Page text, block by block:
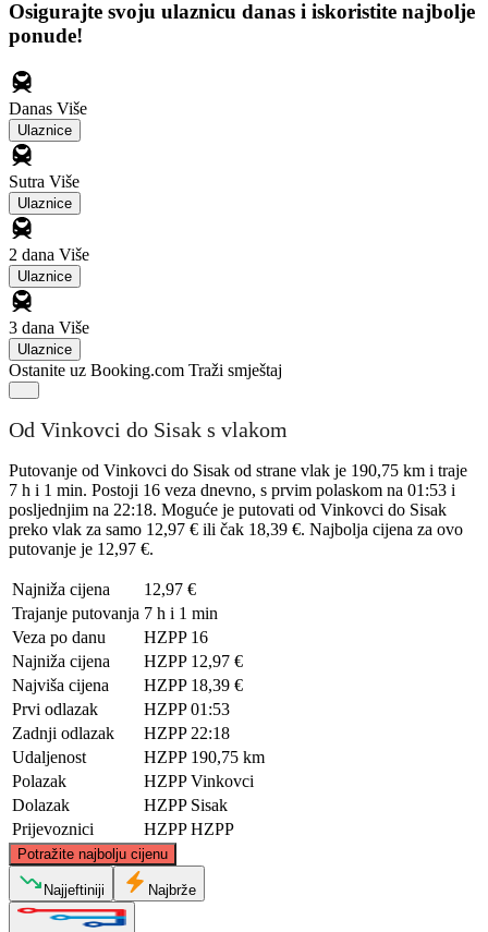
Osigurajte svoju ulaznicu danas i iskoristite najbolje
ponude!
Danas Više
Ulaznice
Sutra Više
Ulaznice
2 dana Više
Ulaznice
3 dana Više
Ulaznice
Ostanite uz Booking.com Traži smještaj
Od Vinkovci do Sisak s vlakom
Putovanje od Vinkovci do Sisak od strane vlak je 190,75 km i traje
7 h i 1 min. Postoji 16 veza dnevno, s prvim polaskom na 01:53 i
posljednjim na 22:18. Moguće je putovati od Vinkovci do Sisak
preko vlak za samo 12,97 € ili čak 18,39 €. Najbolja cijena za ovo
putovanje je 12,97 €.
Najniža cijena
12,97 €
Trajanje putovanja 7 h i 1 min
Veza po danu
HZPP 16
Najniža cijena
HZPP 12,97 €
Najviša cijena
HZPP 18,39 €
Prvi odlazak
HZPP 01:53
Zadnji odlazak
HZPP 22:18
Udaljenost
HZPP 190,75 km
Polazak
HZPP Vinkovci
Dolazak
HZPP Sisak
Prijevoznici
HZPP HZPP
Potražite najbolju cijenu
Najjeftiniji Najbrže